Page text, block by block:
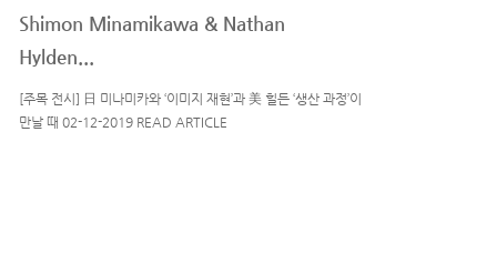
Shimon Minamikawa & Nathan
Hylden...
[주목 전시] 日 미나미카와 ‘이미지 재현’과 美 힐든 ‘생산 과정’이
만날 때 02-12-2019 READ ARTICLE